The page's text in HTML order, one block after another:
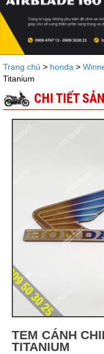
Trang chủ > honda >
Titanium
CHI TIẾT
TEM CÁNH
TITANIUM